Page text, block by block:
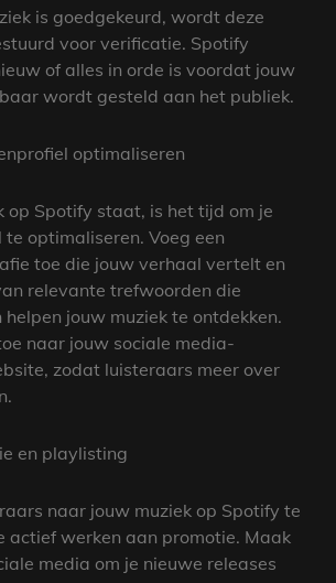
is goedgekeurd, wordt deze
voor verificatie. Spotify
of alles in orde is voordat jouw
wordt gesteld aan het publiek.
optimaliseren
op Spotify staat, is het tijd om je
optimaliseren. Voeg een
toe die jouw verhaal vertelt en
relevante trefwoorden die
helpen jouw muziek te ontdekken.
naar jouw sociale media-
zodat luisteraars meer over
en playlisting
naar jouw muziek op Spotify te
actief werken aan promotie. Maak
media om je nieuwe releases